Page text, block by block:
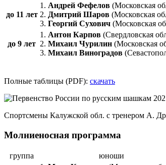
до 11 лет
1. Андрей Фефелов (Московская
2. Дмитрий Шаров (Московская
3. Георгий Сухович (Московская
до 9 лет
1. Антон Карпов (Свердловская
2. Михаил Чурилин (Московская
3. Михаил Виноградов
Полные таблицы (PDF): скачать
Спортсмены Калужской обл. с тренером А.
Молниеносная программа
группа юноши